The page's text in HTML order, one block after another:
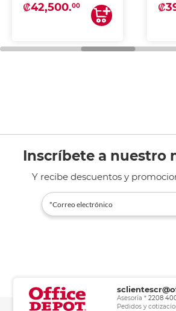
₡42,500.00
Inscríbete a nuestro
Y recibe descuentos y
Asesoría *2208
Pedidos y